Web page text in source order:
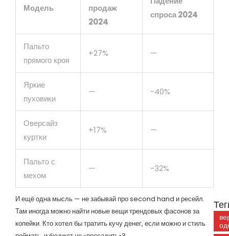
Модель
продаж
2024
спроса 2024
Пальто
прямого кроя
+27% —
Яркие
пуховики
— -40%
Оверсайз
куртки
+17% —
Пальто с
мехом
— -32%
И ещё одна мысль — не забывай про second hand и ресейл.
Там иногда можно найти новые вещи трендовых фасонов за
копейки. Кто хотел бы тратить кучу денег, если можно и стиль